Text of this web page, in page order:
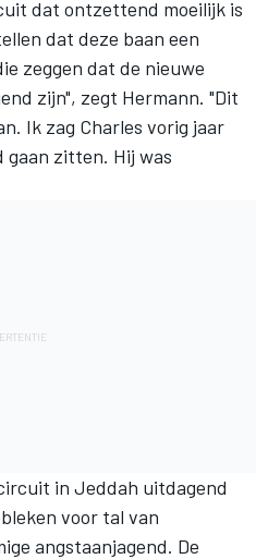
dat ontzettend moeilijk is
dat deze baan een
zeggen dat de nieuwe
zijn", zegt Hermann. "Dit
Ik zag Charles vorig jaar
gaan zitten. Hij was
in Jeddah uitdagend
voor tal van
angstaanjagend. De